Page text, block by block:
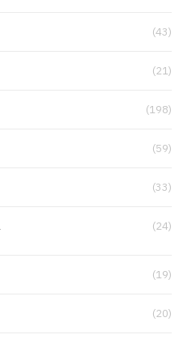
(43)
(21)
(198)
(59)
(33)
(24)
(19)
(20)